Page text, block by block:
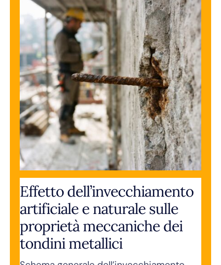
Effetto dell’invecchiamento
artificiale e naturale sulle
proprietà meccaniche dei
tondini metallici